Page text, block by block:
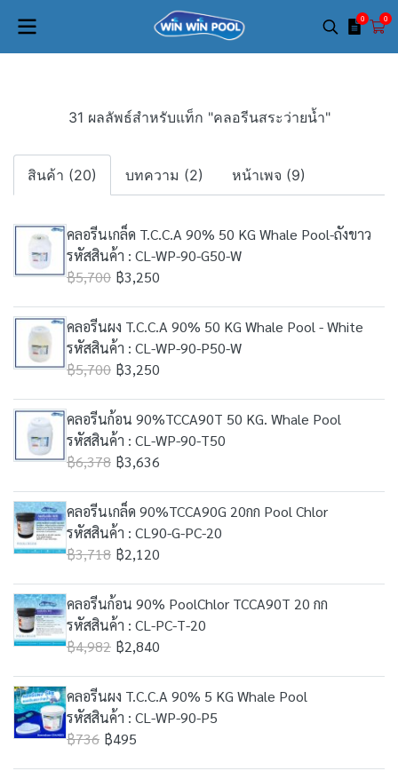
0 0
31 ผลลัพธ์สำหรับแท็ก "คลอรีนสระว่ายน้ำ"
สินค้า (20) บทความ (2) หน้าเพจ (9)
คลอรีนเกล็ด T.C.C.A 90% 50 KG Whale Pool-ถังขาว
รหัสสินค้า : CL-WP-90-G50-W
฿5,700 ฿3,250
คลอรีนผง T.C.C.A 90% 50 KG Whale Pool - White
รหัสสินค้า : CL-WP-90-P50-W
฿5,700 ฿3,250
คลอรีนก้อน 90%TCCA90T 50 KG. Whale Pool
รหัสสินค้า : CL-WP-90-T50
฿6,378 ฿3,636
คลอรีนเกล็ด 90%TCCA90G 20กก Pool Chlor
รหัสสินค้า : CL90-G-PC-20
฿3,718 ฿2,120
คลอรีนก้อน 90% PoolChlor TCCA90T 20 กก
รหัสสินค้า : CL-PC-T-20
฿4,982 ฿2,840
คลอรีนผง T.C.C.A 90% 5 KG Whale Pool
รหัสสินค้า : CL-WP-90-P5
฿736 ฿495